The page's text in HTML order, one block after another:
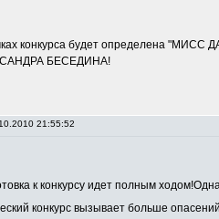
конкурса будет определена "МИСС
БЕСЕДИНА!
21:55:52
к конкурсу идет полным
конкурс вызывает больше